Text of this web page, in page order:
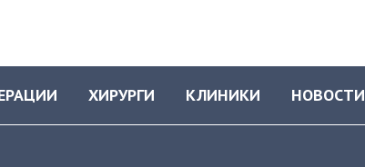
ХИРУРГИ КЛИНИКИ НОВОСТИ